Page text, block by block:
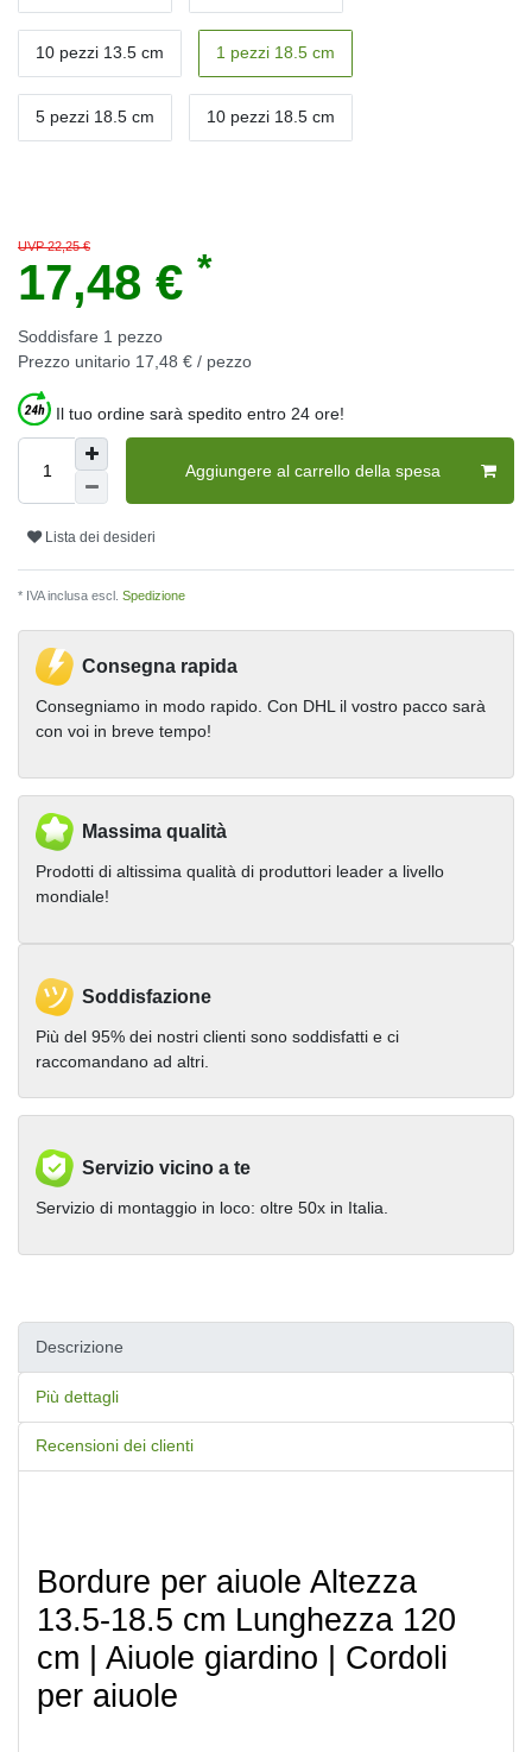
10 pezzi 13.5 cm 1 pezzi 18.5 cm
5 pezzi 18.5 cm 10 pezzi 18.5 cm
UVP 22,25 €
17,48 € *
Soddisfare 1 pezzo
Prezzo unitario 17,48 € / pezzo
Il tuo ordine sarà spedito entro 24 ore!
Aggiungere al carrello della spesa
Lista dei desideri
* IVA inclusa escl. Spedizione
Consegna rapida
Consegniamo in modo rapido. Con DHL il vostro pacco sarà
con voi in breve tempo!
Massima qualità
Prodotti di altissima qualità di produttori leader a livello
mondiale!
Soddisfazione
Più del 95% dei nostri clienti sono soddisfatti e ci
raccomandano ad altri.
Servizio vicino a te
Servizio di montaggio in loco: oltre 50x in Italia.
Descrizione
Più dettagli
Recensioni dei clienti
Bordure per aiuole Altezza
13.5-18.5 cm Lunghezza 120
cm | Aiuole giardino | Cordoli
per aiuole